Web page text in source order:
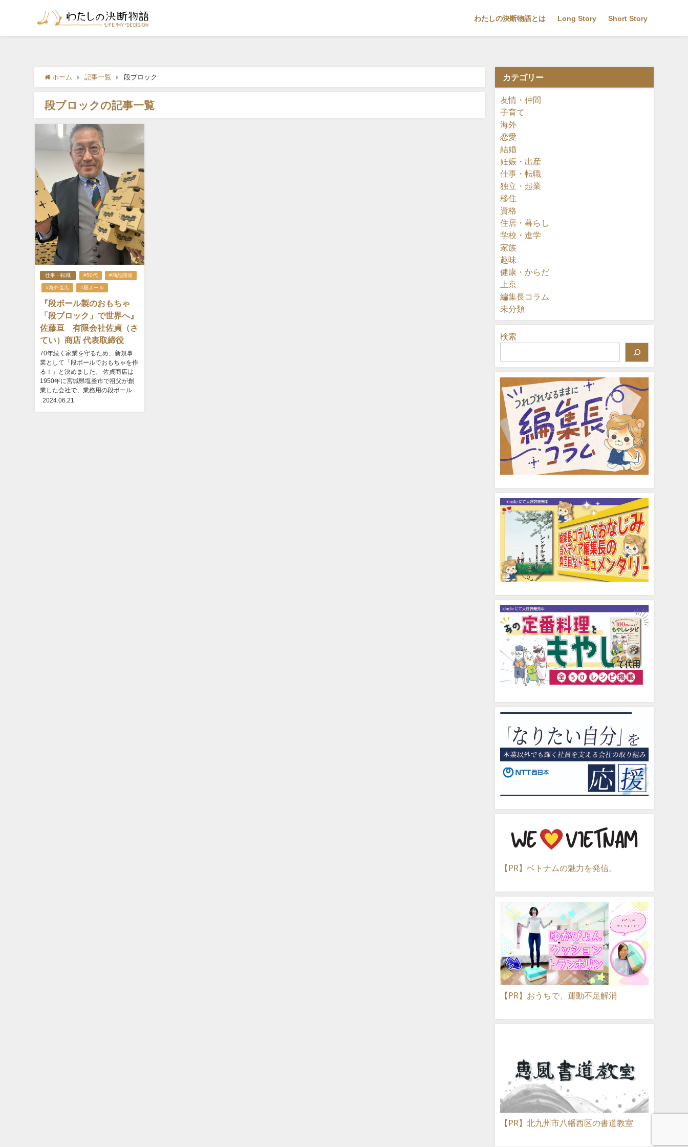
わたしの決断物語とは Long Story Short Story
ホーム 記事一覧 段ブロック
段ブロックの記事一覧
仕事・転職 #50代 #商品開発
#海外進出 #段ボール
『段ボール製のおもちゃ
「段ブロック」で世界へ』
佐藤亘 有限会社佐貞（さ
てい）商店 代表取締役
70年続く家業を守るため、新規事
業として「段ボールでおもちゃを作
る！」と決めました。 佐貞商店は
1950年に宮城県塩釜市で祖父が創
業した会社で、業務用の段ボール...
2024.06.21
カテゴリー
友情・仲間
子育て
海外
恋愛
結婚
妊娠・出産
仕事・転職
独立・起業
移住
資格
住居・暮らし
学校・進学
家族
趣味
健康・からだ
上京
編集長コラム
未分類
検索
【PR】ベトナムの魅力を発信。
【PR】おうちで、運動不足解消
【PR】北九州市八幡西区の書道教室